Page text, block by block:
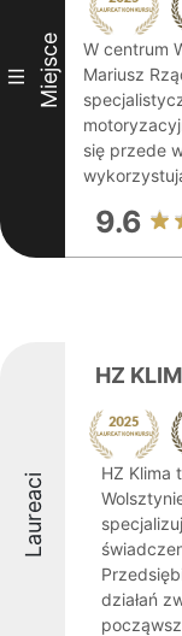
III Miejsce
W centrum
Mariusz
się przede
9.6
Laureaci
HZ
HZ Klima
działań